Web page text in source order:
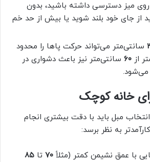
میز دسترسی داشته باشید، بدون
از جای خود بلند شوید یا بیش از حد خم
سانتی‌متر می‌تواند حرکت پاها را محدود
از ۶۰ سانتی‌متر نیز باعث دشواری در
می‌شود.
خانه کوچک
مبل باید با دقت بیشتری انجام
به نظر برسد:
با عمق نشیمن کمتر (مثلاً ۷۰ تا ۸۵